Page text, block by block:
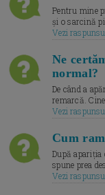
Pentru mine
și o sarcină
Vezi
Ne
normal?
De când a
remarcă.
Vezi
Cum
După apariția
spune prea
Vezi